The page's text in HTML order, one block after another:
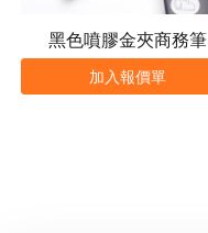
黑色噴膠金夾商務筆
加入報價單